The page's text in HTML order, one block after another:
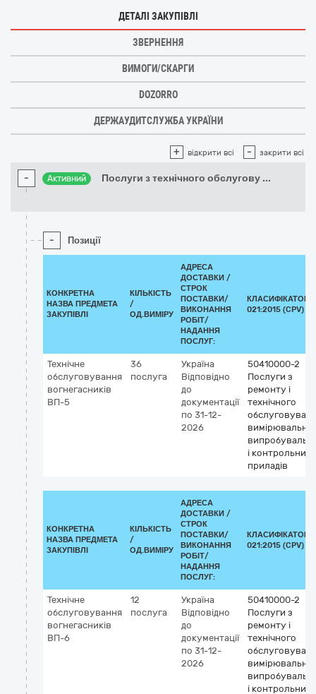
ДЕТАЛІ ЗАКУПІВЛІ
ЗВЕРНЕННЯ
ВИМОГИ/СКАРГИ
DOZORRO
ДЕРЖАУДИТСЛУЖБА УКРАЇНИ
+ відкрити всі - закрити всі
- Активний Послуги з технічного обслугову ...
- Позиції
КОНКРЕТНА
НАЗВА ПРЕДМЕТА
ЗАКУПІВЛІ
КІЛЬКІСТЬ
/
ОД.ВИМІРУ
АДРЕСА
ДОСТАВКИ /
СТРОК
ПОСТАВКИ/
ВИКОНАННЯ
РОБІТ/
НАДАННЯ
ПОСЛУГ:
КЛАСИФІКАТОР
021:2015 (CPV)
Технічне
обслуговування
вогнегасників
ВП-5
36
послуга
Україна
Відповідно
до
документації
по 31-12-
2026
50410000-2
Послуги з
ремонту і
технічного
і контрольних
приладів
КОНКРЕТНА
НАЗВА ПРЕДМЕТА
ЗАКУПІВЛІ
КІЛЬКІСТЬ
/
ОД.ВИМІРУ
АДРЕСА
ДОСТАВКИ /
СТРОК
ПОСТАВКИ/
ВИКОНАННЯ
РОБІТ/
НАДАННЯ
ПОСЛУГ:
КЛАСИФІКАТОР
021:2015 (CPV)
Технічне
обслуговування
вогнегасників
ВП-6
12
послуга
Україна
Відповідно
до
документації
по 31-12-
2026
50410000-2
Послуги з
ремонту і
технічного
і контрольних